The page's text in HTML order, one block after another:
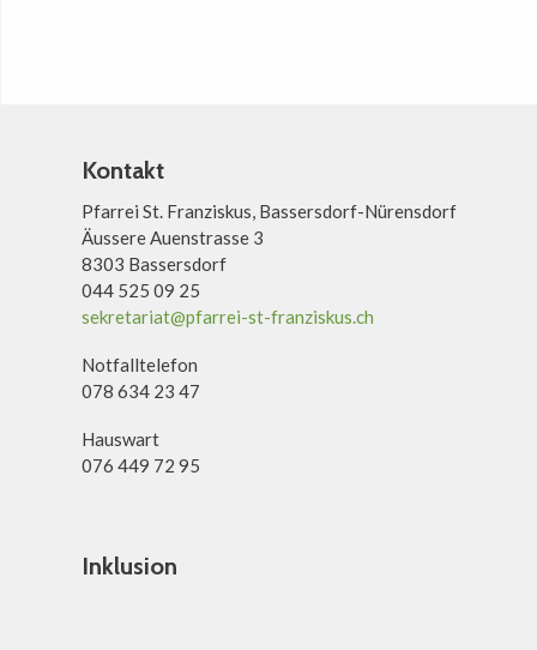
Kontakt
Pfarrei St. Franziskus, Bassersdorf-Nürensdorf
Äussere Auenstrasse 3
8303 Bassersdorf
044 525 09 25
sekretariat@pfarrei-st-franziskus.ch
Notfalltelefon
078 634 23 47
Hauswart
076 449 72 95
Inklusion